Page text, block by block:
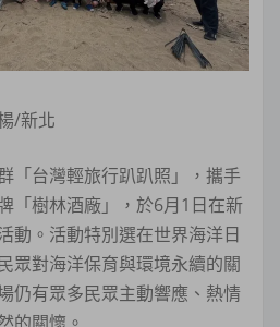
/新北
「台灣輕旅行趴趴照」，攜手
「樹林酒廠」，於6月1日在新
動。活動特別選在世界海洋日
眾對海洋保育與環境永續的關
仍有眾多民眾主動響應、熱情
的關懷。